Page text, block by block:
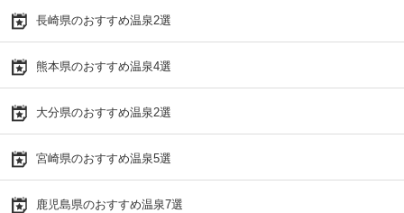
長崎県のおすすめ温泉2選
熊本県のおすすめ温泉4選
大分県のおすすめ温泉2選
宮崎県のおすすめ温泉5選
鹿児島県のおすすめ温泉7選